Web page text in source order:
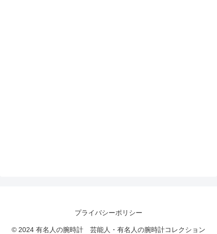
プライバシーポリシー
© 2024 有名人の腕時計 芸能人・有名人の腕時計コレクション